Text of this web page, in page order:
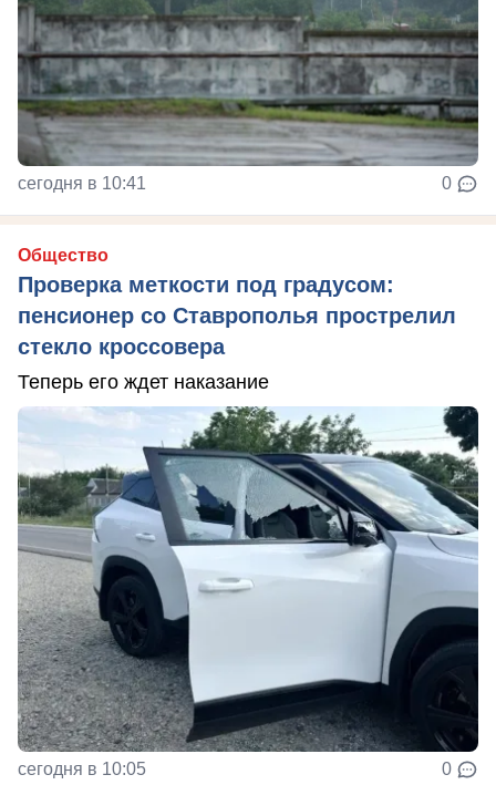
сегодня в 10:41 0
Общество
Проверка меткости под градусом:
пенсионер со Ставрополья прострелил
стекло кроссовера
Теперь его ждет наказание
сегодня в 10:05 0